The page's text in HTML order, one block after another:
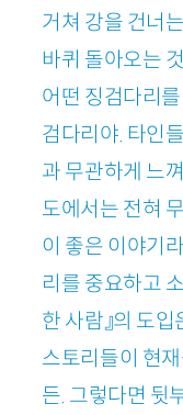
거쳐 강을 건너
바퀴 돌아오는
어떤 징검다리
검다리야. 타인
과 무관하게 느
도에서는 전혀
이 좋은 이야기
리를 중요하고 소
한 사람』의 도
스토리들이 현
든. 그렇다면 뒷